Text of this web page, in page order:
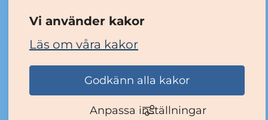
Vi använder kakor
Läs om våra kakor
Godkänn alla kakor
Anpassa inställningar
Tillgänglighetsredogörelse